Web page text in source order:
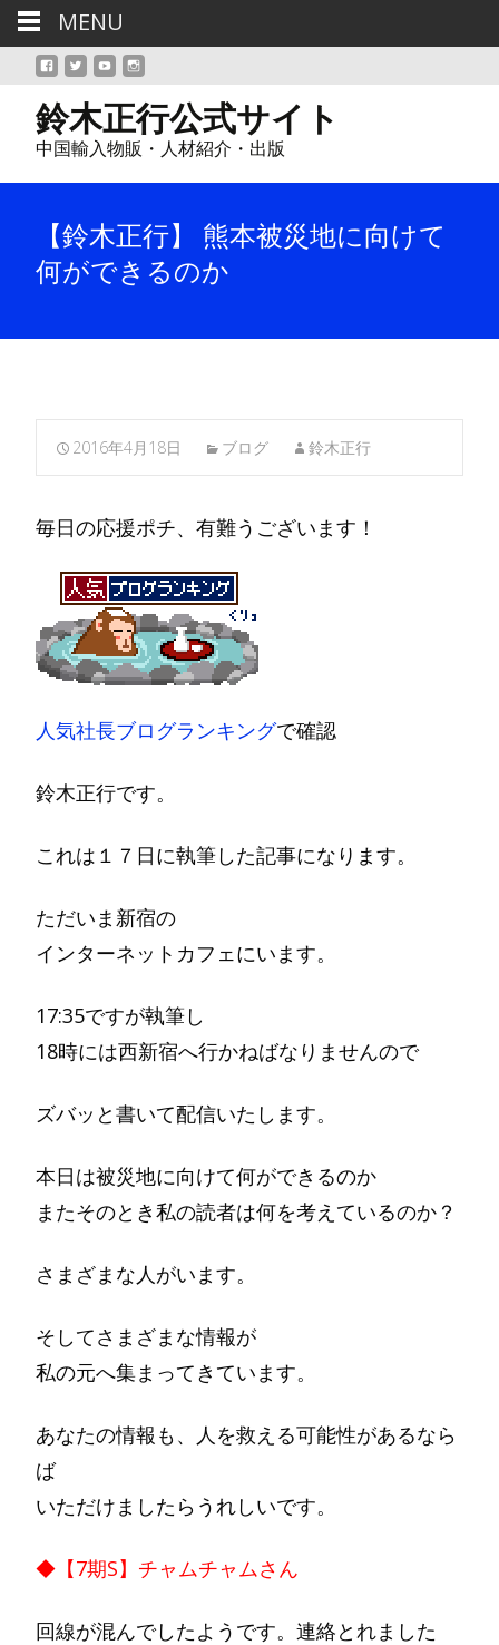
鈴木正行公式サイト
中国輸入物販・人材紹介・出版
【鈴木正行】 熊本被災地に向けて
何ができるのか
2016年4月18日 ブログ 鈴木正行
毎日の応援ポチ、有難うございます！
人気社長ブログランキングで確認
鈴木正行です。
これは１７日に執筆した記事になります。
ただいま新宿の
インターネットカフェにいます。
17:35ですが執筆し
18時には西新宿へ行かねばなりませんので
ズバッと書いて配信いたします。
本日は被災地に向けて何ができるのか
またそのとき私の読者は何を考えているのか？
さまざまな人がいます。
そしてさまざまな情報が
私の元へ集まってきています。
あなたの情報も、人を救える可能性があるなら
ば
いただけましたらうれしいです。
◆【7期S】チャムチャムさん
回線が混んでしたようです。連絡とれました
MENU